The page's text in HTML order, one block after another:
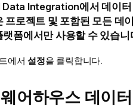
Data Integration에서 데이
프로젝트 및 포함된 모든 데
랫폼에서만 사용할 수 있습니
에서설정을 클릭합니다.
어하우스 데이